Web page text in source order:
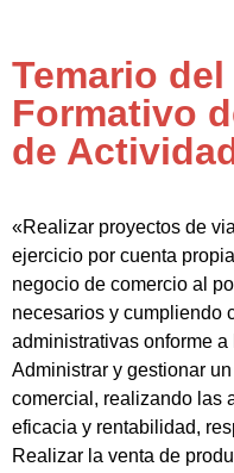
Temario
Formativo
de
«Realizar proyectos de
ejercicio por cuenta
negocio de comercio al
necesarios y cumpliendo
administrativas onforme
Administrar y gestionar
comercial, realizando las
eficacia y rentabilidad,
Realizar la venta de